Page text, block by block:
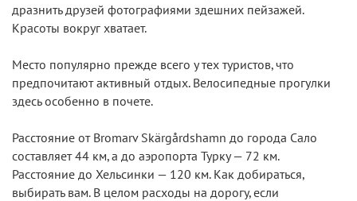
дразнить друзей фотографиями здешних пейзажей.
Красоты вокруг хватает.
Место популярно прежде всего у тех туристов, что
предпочитают активный отдых. Велосипедные прогулки
здесь особенно в почете.
Расстояние от Bromarv Skärgårdshamn до города Сало
составляет 44 км, а до аэропорта Турку — 72 км.
Расстояние до Хельсинки — 120 км. Как добираться,
выбирать вам. В целом расходы на дорогу, если